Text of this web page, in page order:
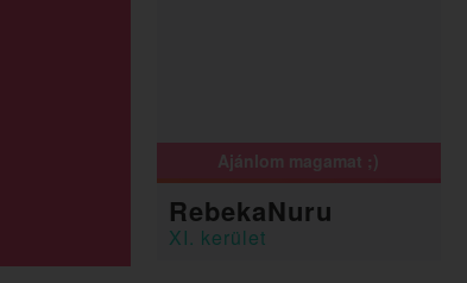
Ajánlom magamat ;)
RebekaNuru
XI. kerület